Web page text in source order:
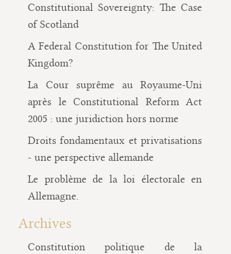
Constitutional Sovereignty: The Case
of Scotland
A Federal Constitution for The United
Kingdom?
La Cour suprême au Royaume-Uni
après le Constitutional Reform Act
2005 : une juridiction hors norme
Droits fondamentaux et privatisations
- une perspective allemande
Le problème de la loi électorale en
Allemagne.
Archives
Constitution politique de la